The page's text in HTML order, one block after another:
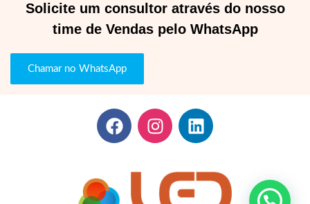
Solicite um consultor através do nosso
time de Vendas pelo WhatsApp
Chamar no WhatsApp